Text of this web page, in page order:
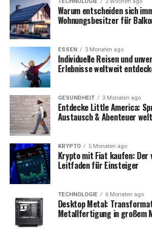
Der wohl bekannteste Ableger dieser
celebforum.to
Foren genutzt wird, die sich außerhalb
rechtlichen Reichweite bewegen
man sich gezielt nationalen
im deutschsprachigen Raum.
Der Hype um anne
celebforum
Ein besonders häufiger Suchbegriff in
Celebforum ist„anne wünsche
Wünsche ist eine bekannte deutsche
Schauspielerin und Unternehmerin,
Social Media aufgebaut hat. Sie teilt
Einblicke in ihr Leben, was sie zu einer
Zielscheibe für Plattformen wie
TECHNOLOGIE 2 Wochen ago
Warum entscheiden sich
Wohnungsbesitzer für
ESSEN 3 Monaten ago
Individuelle Reisen und
Erlebnisse weltweit
GESUNDHEIT 3 Monaten ago
Entdecke Little America:
Austausch & Abenteuer
KRYPTO 5 Monaten ago
Krypto mit Fiat kaufen: Der
Leitfaden für Einsteiger
TECHNOLOGIE 6 Monaten ago
Desktop Metal:
Metallfertigung in großem